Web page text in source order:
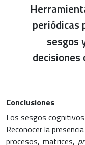
periódicas
sesgos
decisiones
Conclusiones
Los sesgos
Reconocer la
procesos, matrices,